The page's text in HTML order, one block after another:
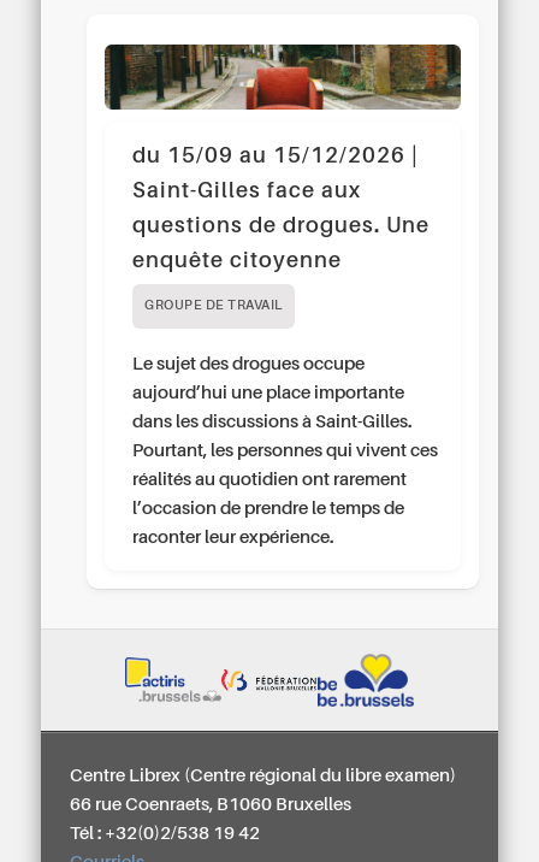
du 15/09 au 15/12/2026 |
Saint-Gilles face aux
questions de drogues. Une
enquête citoyenne
GROUPE DE TRAVAIL
Le sujet des drogues occupe
aujourd’hui une place importante
dans les discussions à Saint-Gilles.
Pourtant, les personnes qui vivent ces
réalités au quotidien ont rarement
l’occasion de prendre le temps de
raconter leur expérience.
Centre Librex (Centre régional du libre examen)
66 rue Coenraets, B1060 Bruxelles
Tél : +32(0)2/538 19 42